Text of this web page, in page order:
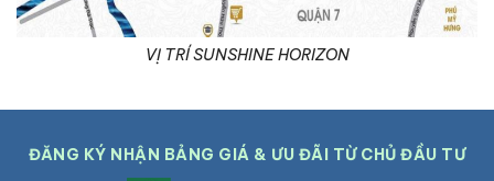
VỊ TRÍ SUNSHINE HORIZON
ĐĂNG KÝ NHẬN BẢNG GIÁ & ƯU ĐÃI TỪ CHỦ ĐẦU TƯ